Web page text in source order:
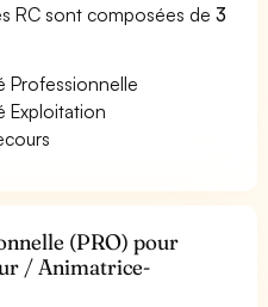
RC sont composées de3
Professionnelle
Exploitation
(PRO) pour
/ Animatrice-